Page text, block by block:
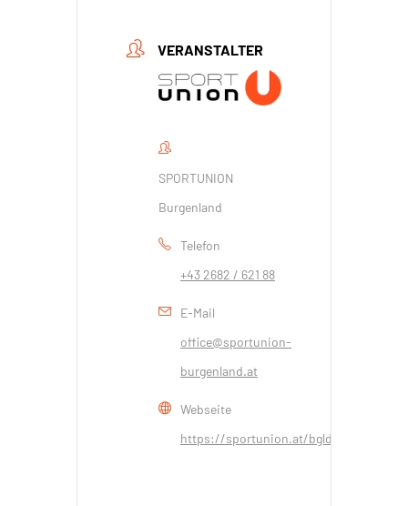
VERANSTALTER
SPORTUNION
Burgenland
Telefon
+43 2682 / 621 88
E-Mail
office@sportunion-
burgenland.at
Webseite
https://sportunion.at/bgld